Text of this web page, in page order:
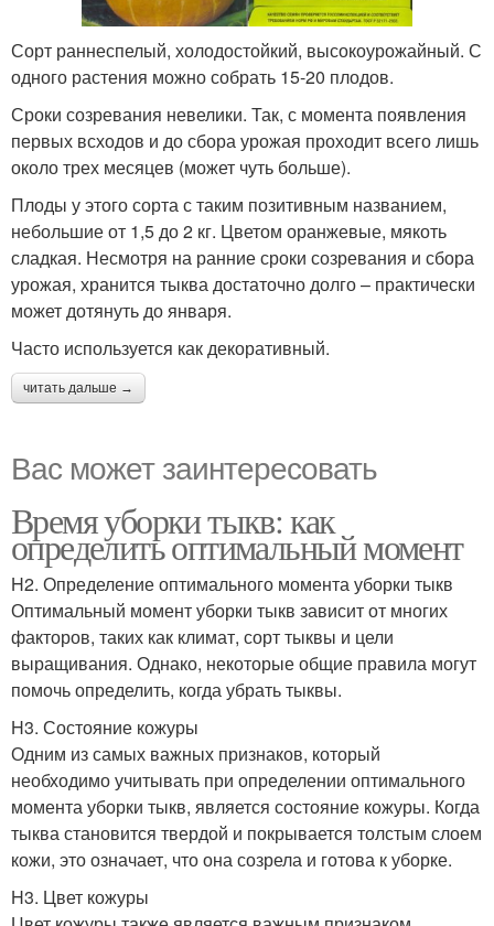
Сорт раннеспелый, холодостойкий, высокоурожайный. С
одного растения можно собрать 15-20 плодов.
Сроки созревания невелики. Так, с момента появления
первых всходов и до сбора урожая проходит всего лишь
около трех месяцев (может чуть больше).
Плоды у этого сорта с таким позитивным названием,
небольшие от 1,5 до 2 кг. Цветом оранжевые, мякоть
сладкая. Несмотря на ранние сроки созревания и сбора
урожая, хранится тыква достаточно долго – практически
может дотянуть до января.
Часто используется как декоративный.
читать дальше →
Вас может заинтересовать
Время уборки тыкв: как
определить оптимальный момент
H2. Определение оптимального момента уборки тыкв
Оптимальный момент уборки тыкв зависит от многих
факторов, таких как климат, сорт тыквы и цели
выращивания. Однако, некоторые общие правила могут
помочь определить, когда убрать тыквы.
H3. Состояние кожуры
Одним из самых важных признаков, который
необходимо учитывать при определении оптимального
момента уборки тыкв, является состояние кожуры. Когда
тыква становится твердой и покрывается толстым слоем
кожи, это означает, что она созрела и готова к уборке.
H3. Цвет кожуры